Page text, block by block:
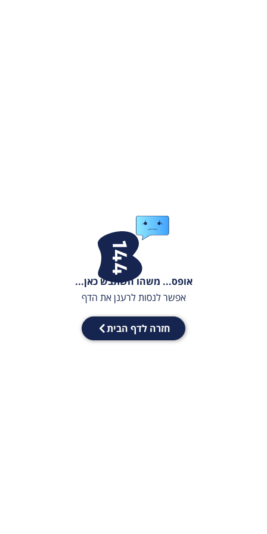
אופס... משהו השתבש כאן...
אפשר לנסות לרענן את הדף
חזרה לדף הבית